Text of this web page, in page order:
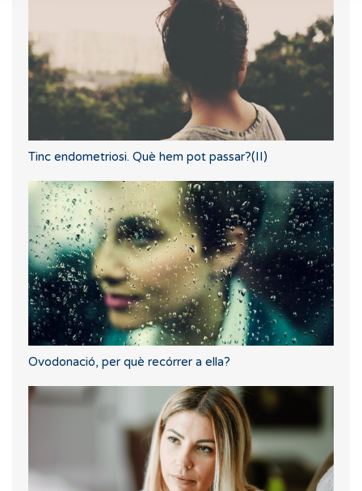
Tinc endometriosi. Què hem pot passar?(II)
Ovodonació, per què recórrer a ella?